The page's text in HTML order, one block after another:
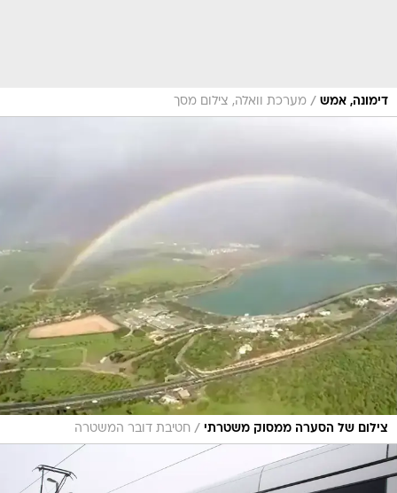
דימונה, אמש / מערכת וואלה, צילום מסך
צילום של הסערה ממסוק משטרתי / חטיבת דובר המשטרה